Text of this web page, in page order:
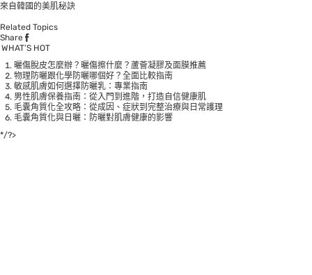
來自韓國的美肌秘訣
Related Topics
Share
WHAT’S HOT
曬傷脫皮怎麼辦？曬傷擦什麼？蘆薈凝膠及面膜推薦
物理防曬跟化學防曬哪個好？全面比較指南
敏感肌膚如何選擇防曬乳：專業指南
男性肌膚保養指南：從入門到進階，打造自信健康肌
毛囊角質化全攻略：從成因、症狀到完整治療與日常護理
毛囊角質化與日曬：防曬對肌膚健康的影響
*/?>